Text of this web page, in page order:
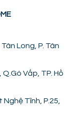
Long, P. Tân
Vấp, TP. Hồ
Tĩnh, P.25,